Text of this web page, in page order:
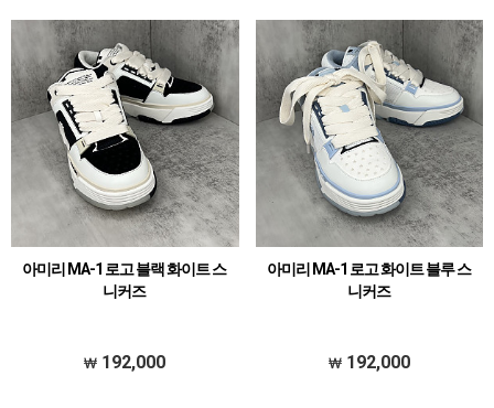
아미리 MA-1 로고 블랙 화이트 스
니커즈
192,000
아미리 MA-1 로고 화이트 블루 스
니커즈
192,000